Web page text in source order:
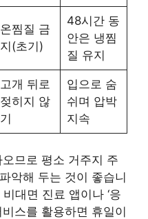
온찜질 금
지(초기)
48시간 동
안은 냉찜
질 유지
고개 뒤로
젖히지 않
기
입으로 숨
쉬며 압박
지속
므로 평소 거주지 주
악해 두는 것이 좋습니
대면 진료 앱이나 ‘응
스를 활용하면 휴일이